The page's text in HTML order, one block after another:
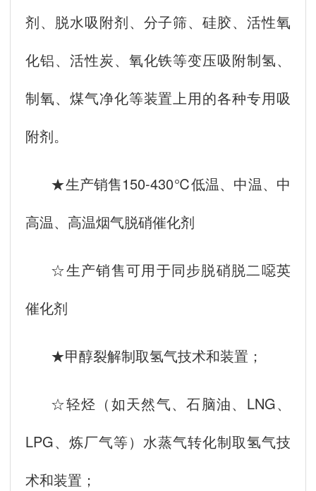
剂、脱水吸附剂、分子筛、硅胶、活性氧
化铝、活性炭、氧化铁等变压吸附制氢、
制氧、煤气净化等装置上用的各种专用吸
附剂。
★生产销售150-430℃低温、中温、中
高温、高温烟气脱硝催化剂
☆生产销售可用于同步脱硝脱二噁英
催化剂
★甲醇裂解制取氢气技术和装置；
☆轻烃（如天然气、石脑油、LNG、
LPG、炼厂气等）水蒸气转化制取氢气技
术和装置；